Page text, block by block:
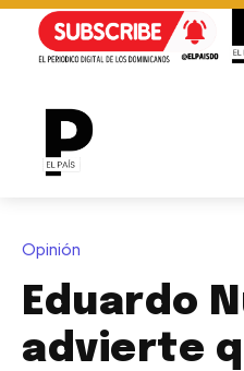
Opinión
Eduardo
advierte